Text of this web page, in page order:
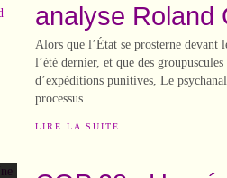
analyse Roland
Alors que l’État se prosterne devant
l’été dernier, et que des
d’expéditions punitives, Le
processus...
LIRE LA SUITE